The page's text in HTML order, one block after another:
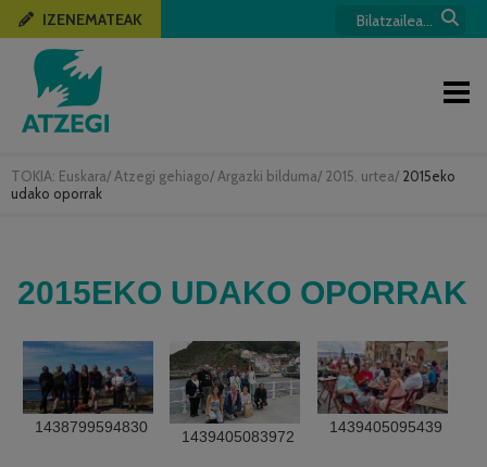
TOKIA: Euskara/ Atzegi gehiago/ Argazki bilduma/ 2015. urtea/ 2015eko
udako oporrak
IZENEMATEAK
2015EKO UDAKO OPORRAK
1438799594830
1439405083972
1439405095439